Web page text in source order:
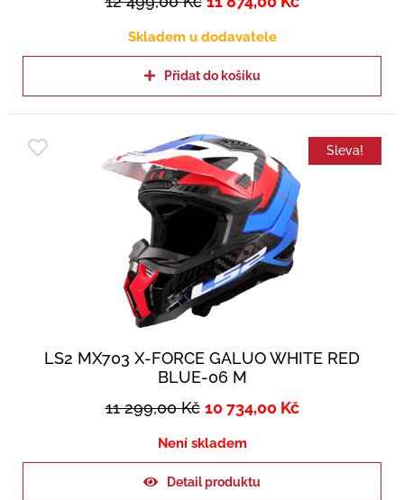
Skladem u dodavatele
Přidat do košíku
Sleva!
LS2 MX703 X-FORCE GALUO WHITE RED
BLUE-06 M
11 299,00Kč 10 734,00 Kč
Není skladem
Detail produktu